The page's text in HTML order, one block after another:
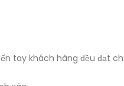
tay khách hàng đều đạt